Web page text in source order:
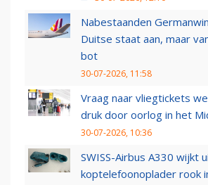
Nabestaanden
Duitse staat aan, maar
bot
30-07-2026, 11:58
Vraag naar vliegtickets
druk door oorlog in het
30-07-2026, 10:36
SWISS-Airbus A330 wijkt
koptelefoonoplader rook